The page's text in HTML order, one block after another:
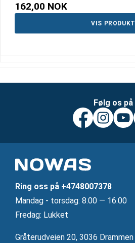
162,00 NOK
VIS PRODUKT
Følg os på
Ring oss på +4748007378
Mandag ‐ torsdag: 8.00 — 16.00
Fredag: Lukket
Gråterudveien 20, 3036 Drammen